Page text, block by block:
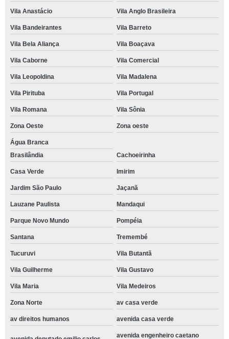
Vila Anastácio Vila Anglo Brasileira
Vila Bandeirantes Vila Barreto
Vila Bela Aliança Vila Boaçava
Vila Caborne Vila Comercial
Vila Leopoldina Vila Madalena
Vila Pirituba Vila Portugal
Vila Romana Vila Sônia
Zona Oeste Zona oeste
Água Branca
Brasilândia
Cachoeirinha
Casa Verde Imirim
Jardim São Paulo Jaçanã
Lauzane Paulista Mandaqui
Parque Novo Mundo Pompéia
Santana Tremembé
Tucuruvi Vila Butantã
Vila Guilherme Vila Gustavo
Vila Maria Vila Medeiros
Zona Norte av casa verde
av direitos humanos avenida casa verde
avenida engenheiro caetano